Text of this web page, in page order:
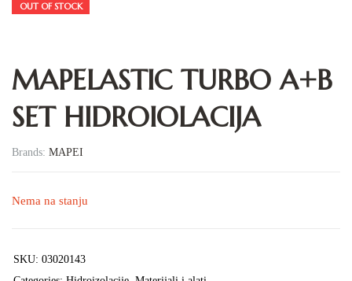
OUT OF STOCK
MAPELASTIC TURBO A+B
SET HIDROIOLACIJA
Brands: MAPEI
Nema na stanju
SKU: 03020143